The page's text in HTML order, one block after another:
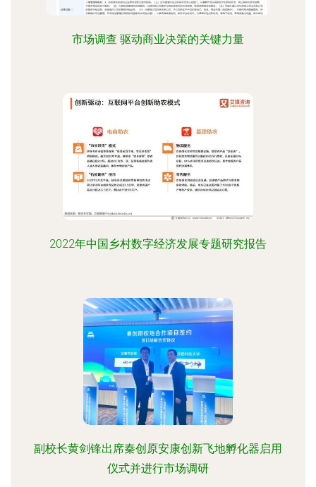
市场调查 驱动商业决策的关键力量
2022年中国乡村数字经济发展专题研究报告
副校长黄剑锋出席秦创原安康创新飞地孵化器启用
仪式并进行市场调研